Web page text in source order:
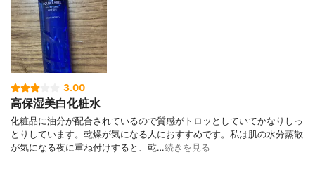
3.00
高保湿美白化粧水
化粧品に油分が配合されているので質感がトロッとしていてかなりしっ
とりしています。乾燥が気になる人におすすめです。私は肌の水分蒸散
が気になる夜に重ね付けすると、乾…続きを見る